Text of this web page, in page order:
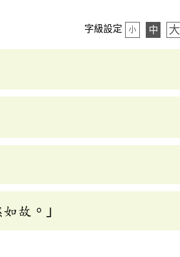
字級設定 小 中 大
故。」